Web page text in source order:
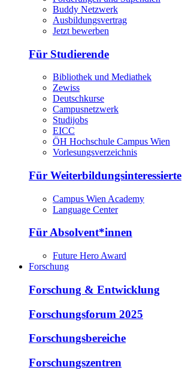
Buddy Netzwerk
Ausbildungsvertrag
Jetzt bewerben
Für Studierende
Bibliothek und Mediathek
Zewiss
Deutschkurse
Campusnetzwerk
Studijobs
EICC
ÖH Hochschule Campus Wien
Vorlesungsverzeichnis
Für Weiterbildungsinteressierte
Campus Wien Academy
Language Center
Für Absolvent*innen
Future Hero Award
Forschung
Forschung & Entwicklung
Forschungsforum 2025
Forschungsbereiche
Forschungszentren